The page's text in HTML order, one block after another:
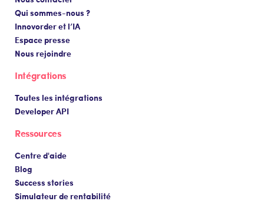
Qui sommes-nous ?
Innovorder et l’IA
Espace presse
Nous rejoindre
Intégrations
Toutes les intégrations
Developer API
Ressources
Centre d'aide
Blog
Success stories
Simulateur de rentabilité